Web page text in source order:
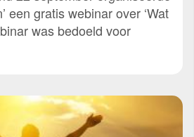
een gratis webinar over ‘Wat
was bedoeld voor